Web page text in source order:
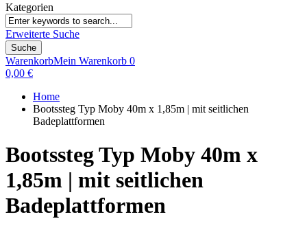
Kategorien
Erweiterte Suche
Suche
WarenkorbMein Warenkorb 0
0,00 €
Home
Bootssteg Typ Moby 40m x 1,85m | mit seitlichen
Badeplattformen
Bootssteg Typ Moby 40m x
1,85m | mit seitlichen
Badeplattformen